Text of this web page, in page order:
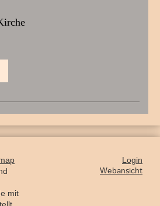
mit
Login
Webansicht